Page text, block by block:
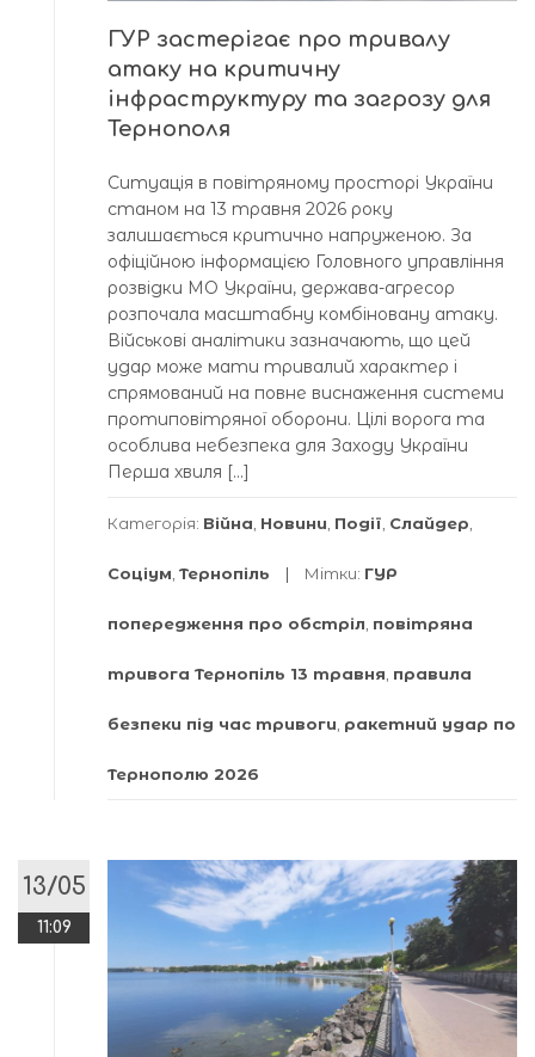
ГУР застерігає про тривалу
атаку на критичну
інфраструктуру та загрозу для
Тернополя
Ситуація в повітряному просторі України
станом на 13 травня 2026 року
залишається критично напруженою. За
офіційною інформацією Головного управління
розвідки МО України, держава-агресор
розпочала масштабну комбіновану атаку.
Військові аналітики зазначають, що цей
удар може мати тривалий характер і
спрямований на повне виснаження системи
протиповітряної оборони. Цілі ворога та
особлива небезпека для Заходу України
Перша хвиля […]
Категорія: Війна Новини Події Слайдер
Соціум Тернопіль Мітки: ГУР
попередження про обстріл повітряна
тривога Тернопіль 13 травня правила
безпеки під час тривоги ракетний удар по
Тернополю 2026
13/05
11:09